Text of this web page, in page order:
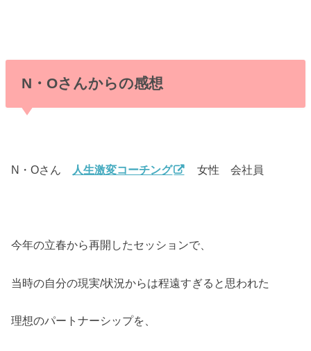
N・Oさんからの感想
N・Oさん 人生激変コーチング 女性 会社員
今年の立春から再開したセッションで、
当時の自分の現実/状況からは程遠すぎると思われた
理想のパートナーシップを、